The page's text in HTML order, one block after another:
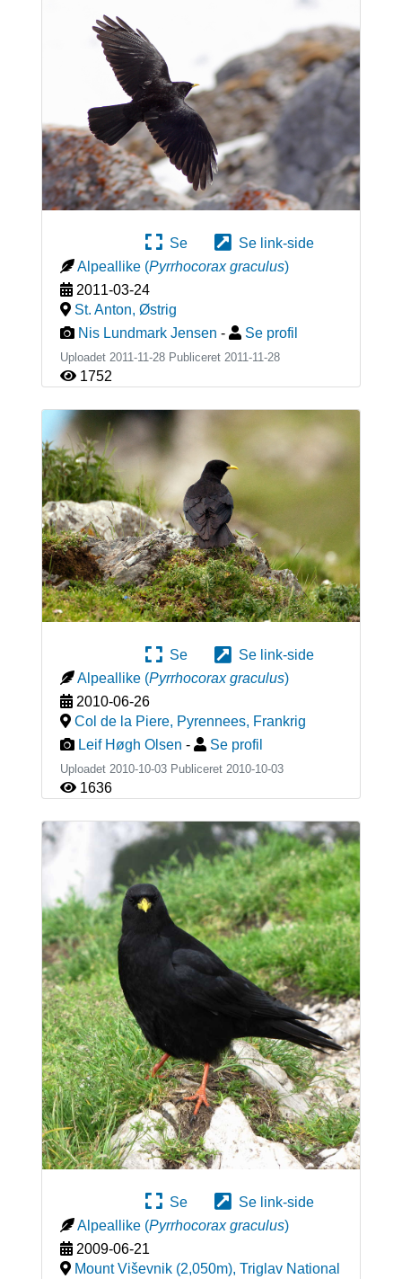
Se
Se link-side
Alpeallike (Pyrrhocorax graculus)
2011-03-24
St. Anton, Østrig
Nis Lundmark Jensen - Se profil
Uploadet 2011-11-28 Publiceret 2011-11-28
1752
Se
Se link-side
Alpeallike (Pyrrhocorax graculus)
2010-06-26
Col de la Piere, Pyrennees, Frankrig
Leif Høgh Olsen - Se profil
Uploadet 2010-10-03 Publiceret 2010-10-03
1636
Se
Se link-side
Alpeallike (Pyrrhocorax graculus)
2009-06-21
Mount Viševnik (2,050m), Triglav National